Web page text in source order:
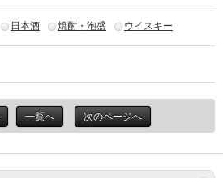
日本酒 焼酎・泡盛 ウイスキー
一覧へ 次のページへ